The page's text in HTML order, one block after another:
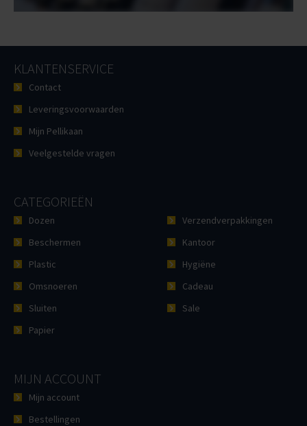
KLANTENSERVICE
Contact
Leveringsvoorwaarden
Mijn Pellikaan
Veelgestelde vragen
CATEGORIEËN
Dozen
Beschermen
Plastic
Omsnoeren
Sluiten
Papier
Verzendverpakkingen
Kantoor
Hygiëne
Cadeau
Sale
MIJN ACCOUNT
Mijn account
Bestellingen